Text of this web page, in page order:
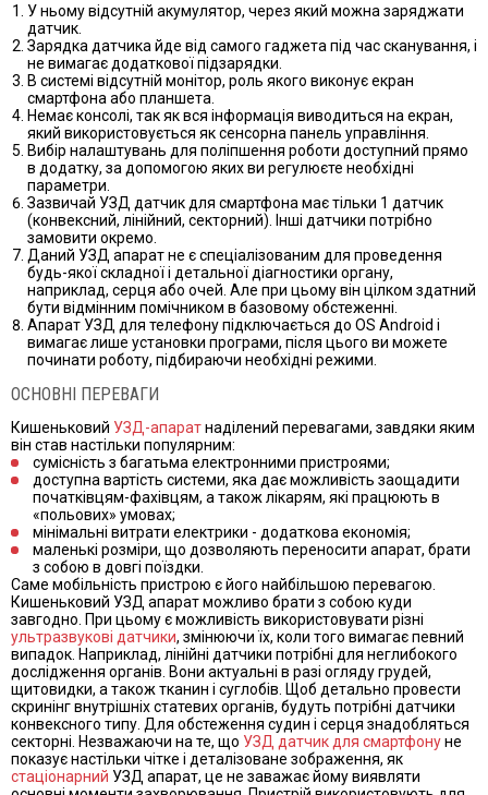
У ньому відсутній акумулятор, через який можна заряджати
датчик.
Зарядка датчика йде від самого гаджета під час сканування, і
не вимагає додаткової підзарядки.
В системі відсутній монітор, роль якого виконує екран
смартфона або планшета.
Немає консолі, так як вся інформація виводиться на екран,
який використовується як сенсорна панель управління.
Вибір налаштувань для поліпшення роботи доступний прямо
в додатку, за допомогою яких ви регулюєте необхідні
параметри.
Зазвичай УЗД датчик для смартфона має тільки 1 датчик
(конвексний, лінійний, секторний). Інші датчики потрібно
замовити окремо.
Даний УЗД апарат не є спеціалізованим для проведення
будь-якої складної і детальної діагностики органу,
наприклад, серця або очей. Але при цьому він цілком здатний
бути відмінним помічником в базовому обстеженні.
Апарат УЗД для телефону підключається до OS Android і
вимагає лише установки програми, після цього ви можете
починати роботу, підбираючи необхідні режими.
ОСНОВНІ ПЕРЕВАГИ
Кишеньковий УЗД-апаратнаділений перевагами, завдяки яким
він став настільки популярним:
сумісність з багатьма електронними пристроями;
доступна вартість системи, яка дає можливість заощадити
початківцям-фахівцям, а також лікарям, які працюють в
«польових» умовах;
мінімальні витрати електрики - додаткова економія;
маленькі розміри, що дозволяють переносити апарат, брати
з собою в довгі поїздки.
Саме мобільність пристрою є його найбільшою перевагою.
Кишеньковий УЗД апарат можливо брати з собою куди
завгодно. При цьому є можливість використовувати різні
ультразвукові датчики, змінюючи їх, коли того вимагає певний
випадок. Наприклад, лінійні датчики потрібні для неглибокого
дослідження органів. Вони актуальні в разі огляду грудей,
щитовидки, а також тканин і суглобів. Щоб детально провести
скринінг внутрішніх статевих органів, будуть потрібні датчики
конвексного типу. Для обстеження судин і серця знадобляться
секторні. Незважаючи на те, що УЗД датчик для смартфонуне
показує настільки чітке і деталізоване зображення, як
стаціонарний УЗД апарат, це не заважає йому виявляти